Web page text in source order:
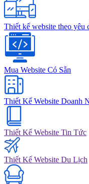
Thiết kế website theo yêu
Mua Website Có Sẵn
Thiết Kế Website Doanh
Thiết Kế Website Tin Tức
Thiết Kế Website Du Lịch